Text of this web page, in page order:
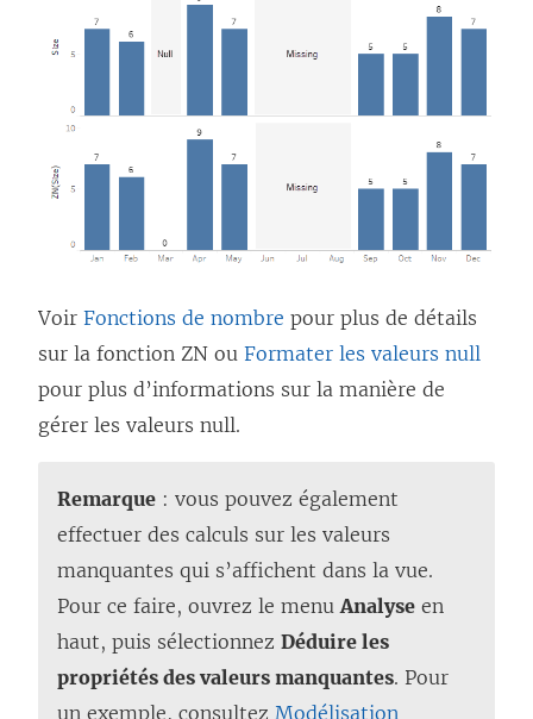
Voir Fonctions de nombre pour plus de détails
sur la fonction ZN ou Formater les valeurs null
pour plus d’informations sur la manière de
gérer les valeurs null.
Remarque : vous pouvez également
effectuer des calculs sur les valeurs
manquantes qui s’affichent dans la vue.
Pour ce faire, ouvrez le menuAnalyse en
haut, puis sélectionnez Déduire les
propriétés des valeurs manquantes. Pour
un exemple, consultez Modélisation